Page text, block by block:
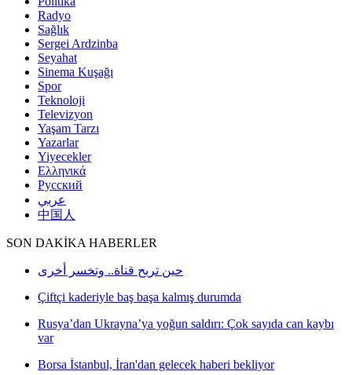
Radyo
Sağlık
Sergei Ardzinba
Seyahat
Sinema Kuşağı
Spor
Teknoloji
Televizyon
Yaşam Tarzı
Yazarlar
Yiyecekler
Ελληνικά
Русский
عربي
中国人
SON DAKİKA HABERLER
حين تربح قناة.. وتخسر أخرى
Çiftçi kaderiyle baş başa kalmış durumda
Rusya’dan Ukrayna’ya yoğun saldırı: Çok sayıda can kaybı
var
Borsa İstanbul, İran'dan gelecek haberi bekliyor